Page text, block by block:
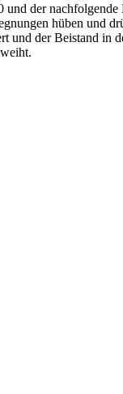
der
hüben und
der Beistand in